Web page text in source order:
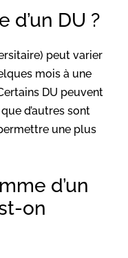
d’un DU ?
peut varier
mois à une
DU peuvent
d’autres sont
une plus
d’un
on